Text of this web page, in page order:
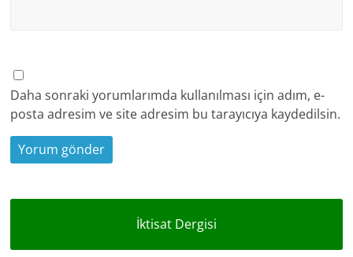
Daha sonraki yorumlarımda kullanılması için adım, e-
posta adresim ve site adresim bu tarayıcıya kaydedilsin.
İktisat Dergisi